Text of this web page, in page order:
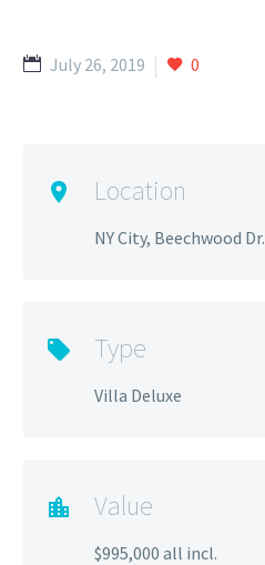
July 26, 2019 0
Location
NY City, Beechwood Dr.
Type
Villa Deluxe
Value
$995,000 all incl.